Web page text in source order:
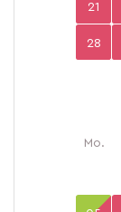
21
28
Mo.